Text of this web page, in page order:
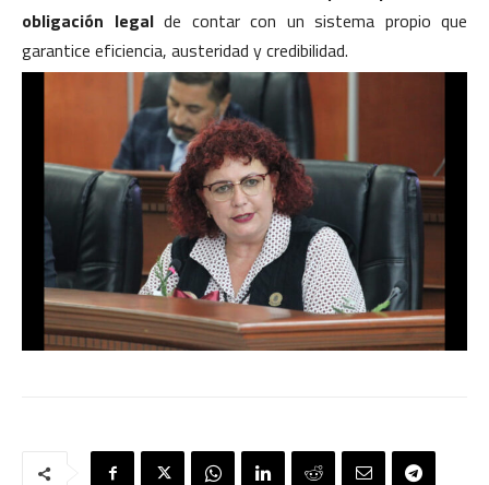
obligación legalde contar con un sistema propio que
garantice eficiencia, austeridad y credibilidad.